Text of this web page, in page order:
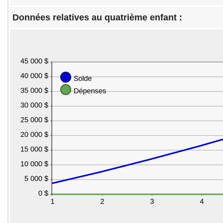
Données relatives au quatrième enfant :